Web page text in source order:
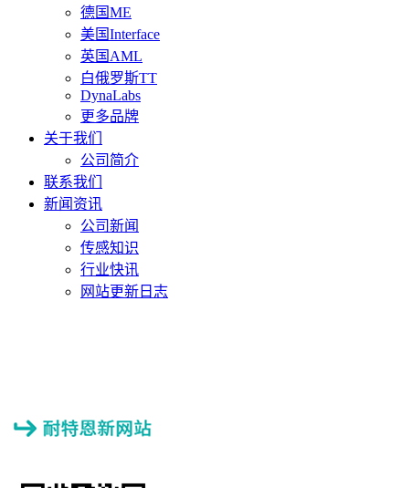
德国ME
美国Interface
英国AML
白俄罗斯TT
DynaLabs
更多品牌
关于我们
公司简介
联系我们
新闻资讯
公司新闻
传感知识
行业快讯
网站更新日志